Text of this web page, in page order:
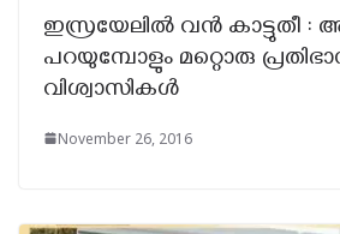
ഇസ്രയേലില്‍ വന്‍ കാട്ടുതീ :
പറയുമ്പോളും മറ്റൊരു
വിശ്വാസികള്‍
November 26, 2016